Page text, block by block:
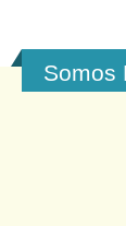
Somos